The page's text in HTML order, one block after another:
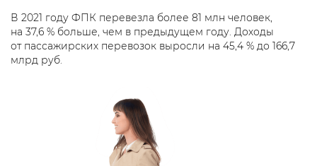
В 2021 году ФПК перевезла более 81 млн человек,
на 37,6 % больше, чем в предыдущем году. Доходы
от пассажирских перевозок выросли на 45,4 % до 166,7
млрд руб.